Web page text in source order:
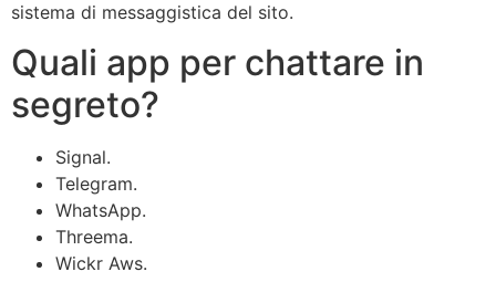
sistema di messaggistica del sito.
Quali app per chattare in
segreto?
Signal.
Telegram.
WhatsApp.
Threema.
Wickr Aws.